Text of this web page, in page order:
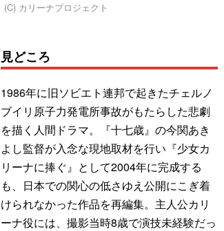
(C) カリーナプロジェクト
見どころ
1986年に旧ソビエト連邦で起きたチェルノ
ブイリ原子力発電所事故がもたらした悲劇
を描く人間ドラマ。『十七歳』の今関あき
よし監督が入念な現地取材を行い『少女カ
リーナに捧ぐ』として2004年に完成する
も、日本での関心の低さゆえ公開にこぎ着
けられなかった作品を再編集。主人公カリ
ーナ役には、撮影当時8歳で演技未経験だっ